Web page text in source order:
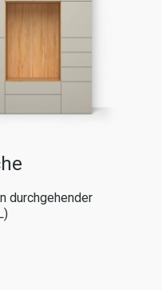
durchgehender